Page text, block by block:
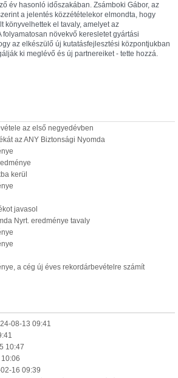
év hasonló időszakában. Zsámboki Gábor, az
a jelentés közzétételekor elmondta, hogy
könyvelhettek el tavaly, amelyet az
növekvő keresletet gyártási
az elkészülő új kutatásfejlesztési központjukban
ki meglévő és új partnereiket - tette hozzá.
az első negyedévben
az ANY Biztonsági Nyomda
kerül
javasol
Nyrt. eredménye tavaly
a cég új éves rekordárbevételre számít
08-13 09:41
10:47
16 09:39